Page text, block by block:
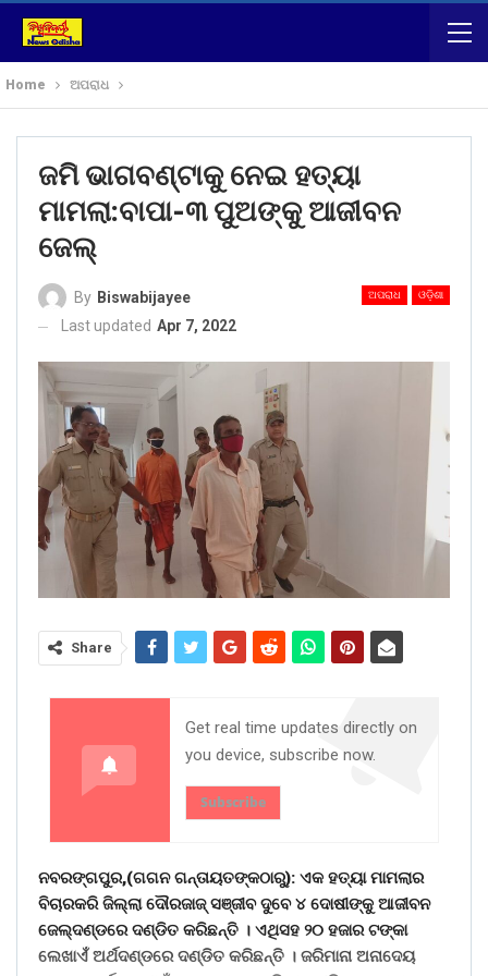
Home ଅପରାଧ
ଜମି ଭାଗବଣ୍ଟାକୁ ନେଇ ହତ୍ୟା
ମାମଲା:ବାପା-୩ ପୁଅଙ୍କୁ ଆଜୀବନ
ଜେଲ୍
ଅପରାଧ ଓଡ଼ିଶା
By Biswabijayee
Last updated Apr 7, 2022
Share
Get real time updates directly on
you device, subscribe now.
Subscribe
ନବରଙ୍ଗପୁର,(ଗଗନ ଗନ୍ତାୟତଙ୍କଠାରୁ): ଏକ ହତ୍ୟା ମାମଲାର
ବିଚାରକରି ଜିଲ୍ଲା ଦୌରଜାଜ୍ ସଞ୍ଜୀବ ଦୁବେ ୪ ଦୋଷୀଙ୍କୁ ଆଜୀବନ
ଜେଲ୍ଦଣ୍ଡରେ ଦଣ୍ଡିତ କରିଛନ୍ତି । ଏଥିସହ ୨୦ ହଜାର ଟଙ୍କା
ଲେଖାଏଁ ଅର୍ଥଦଣ୍ଡରେ ଦଣ୍ଡିତ କରିଛନ୍ତି । ଜରିମାନା ଅନାଦେୟ